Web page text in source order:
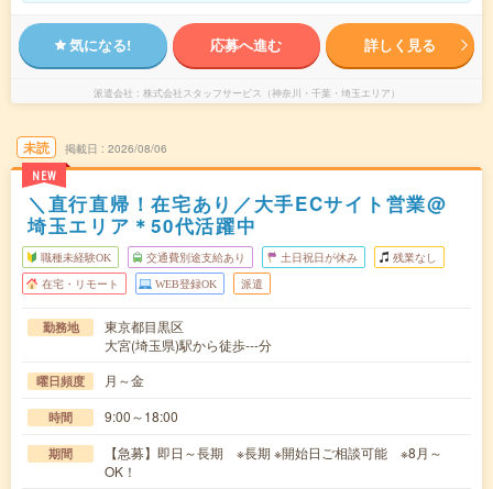
気になる! 応募へ進む 詳しく見る
派遣会社 株式会社スタッフサービス（神奈川・千葉・埼玉エリア）
未読
NEW
掲載日 2026/08/06
＼直行直帰！在宅あり／大手ECサイト営業@
埼玉エリア＊50代活躍中
職種未経験OK 交通費別途支給あり 土日祝日が休み 残業なし
在宅・リモート WEB登録OK 派遣
勤務地
東京都目黒区
大宮(埼玉県)駅から徒歩---分
曜日頻度 月～金
時間 9:00～18:00
期間
【急募】即日～長期 ※長期 ※開始日ご相談可能 ※8月～
OK！